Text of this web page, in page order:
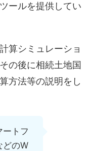
ールを提供してい
算シミュレーショ
の後に相続土地国
方法等の説明をし
ートフ
どのW